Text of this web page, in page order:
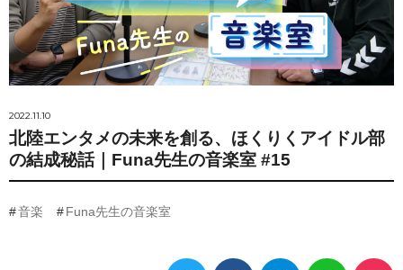
2022.11.10
北陸エンタメの未来を創る、ほくりくアイドル部
の結成秘話｜Funa先生の音楽室 #15
音楽 Funa先生の音楽室